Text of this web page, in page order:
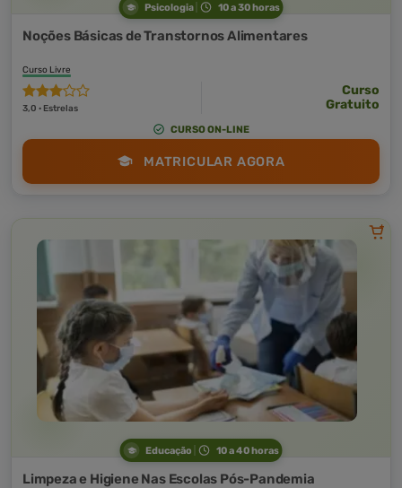
Psicologia 10 a 30 horas
Noções Básicas de Transtornos Alimentares
Curso Livre
3,0 · Estrelas
Curso
Gratuito
CURSO ON-LINE
MATRICULAR AGORA
Educação 10 a 40 horas
Limpeza e Higiene Nas Escolas Pós-Pandemia